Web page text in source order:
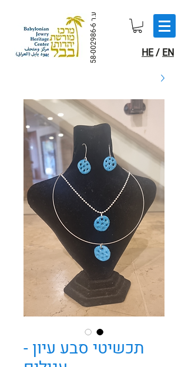
ע.ר
58-002986-6 HE/ EN
תכשיטי סבע עיון -